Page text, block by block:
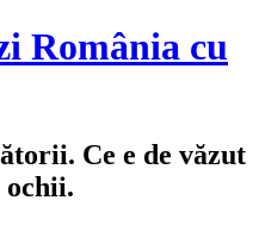
România cu
Ce e de văzut
ochii.